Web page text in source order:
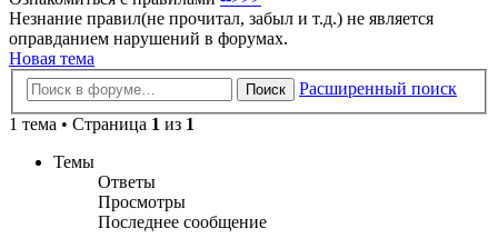
Незнание правил(не прочитал, забыл и т.д.) не является
оправданием нарушений в форумах.
Новая тема
Поиск
Расширенный поиск
1 тема • Страница 1 из 1
Темы
Ответы
Просмотры
Последнее сообщение